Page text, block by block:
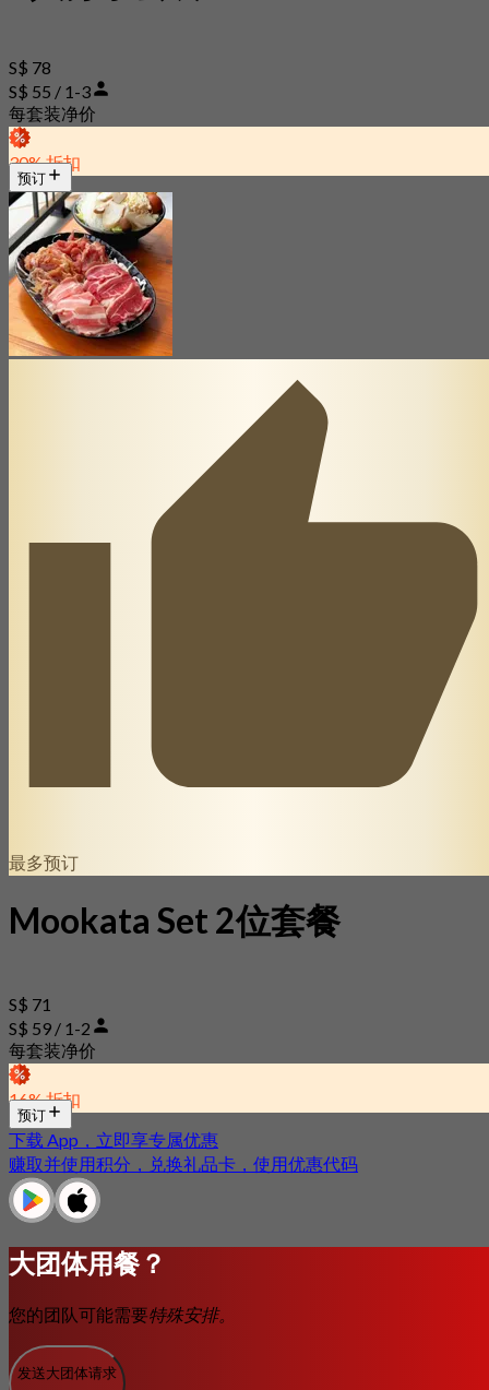
S$ 78
S$ 55 / 1-3
每套装净价
30% 折扣
预订
最多预订
Mookata Set 2位套餐
S$ 71
S$ 59 / 1-2
每套装净价
16% 折扣
预订
下载 App，立即享专属优惠
赚取并使用积分，兑换礼品卡，使用优惠代码
大团体用餐？
您的团队可能需要特殊安排。
发送大团体请求